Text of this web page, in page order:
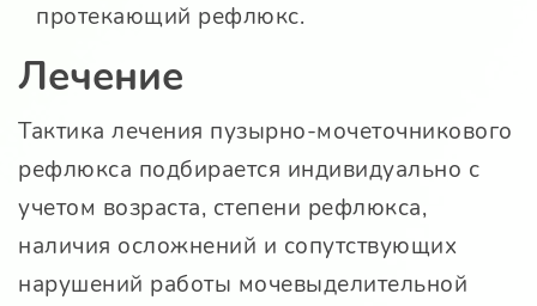
протекающий рефлюкс.
Лечение
Тактика лечения пузырно-мочеточникового
рефлюкса подбирается индивидуально с
учетом возраста, степени рефлюкса,
наличия осложнений и сопутствующих
нарушений работы мочевыделительной